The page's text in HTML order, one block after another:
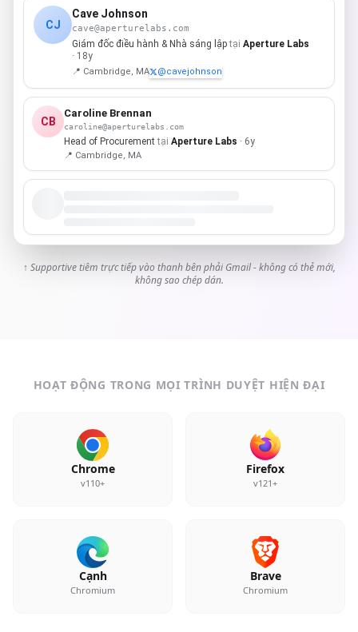
CJ
Cave Johnson
cave@aperturelabs.com
Giám đốc điều hành & Nhà sáng lậptại Aperture Labs
· 18y
📍 Cambridge, MA @cavejohnson
CB
Caroline Brennan
caroline@aperturelabs.com
Head of Procurementtại Aperture Labs · 6y
📍 Cambridge, MA
↑ Supportive tiêm trực tiếp vào thanh bên phải Gmail - không có thẻ mới,
không sao chép dán.
HOẠT ĐỘNG TRONG MỌI TRÌNH DUYỆT HIỆN ĐẠI
Chrome
v110+
Firefox
v121+
Cạnh
Chromium
Brave
Chromium